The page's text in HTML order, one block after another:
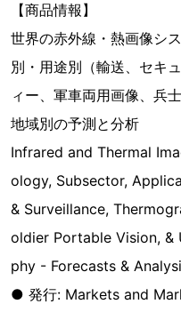
【商品情報】
世界の赤外線・熱画像シ
別・用途別（輸送、セキ
ィー、軍車両用画像、兵
地域別の予測と分析
Infrared and Thermal
ology, Subsector,
& Surveillance,
oldier Portable Vision, &
phy - Forecasts &
● 発行: Markets and